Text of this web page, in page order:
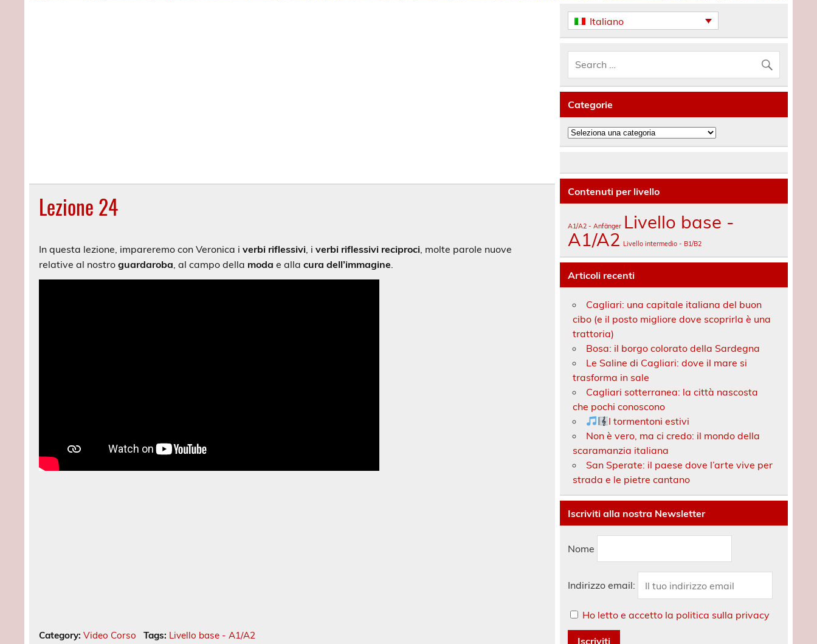
Lezione 24
In questa lezione, impareremo con Veronica iverbi riflessivi, iverbi riflessivi reciproci, molte parole nuove
relative al nostroguardaroba, al campo della moda e allacura dell’immagine.
Category:Video Corso Tags: Livello base - A1/A2
Italiano
Categorie
Categorie
Contenuti per livello
A1/A2 - Anfänger Livello base -
A1/A2 Livello intermedio - B1/B2
Articoli recenti
Cagliari: una capitale italiana del buon
cibo (e il posto migliore dove scoprirla è una
trattoria)
Bosa: il borgo colorato della Sardegna
Le Saline di Cagliari: dove il mare si
trasforma in sale
Cagliari sotterranea: la città nascosta
che pochi conoscono
I tormentoni estivi
Non è vero, ma ci credo: il mondo della
scaramanzia italiana
San Sperate: il paese dove l’arte vive per
strada e le pietre cantano
Iscriviti alla nostra Newsletter
Nome
Indirizzo email:
Ho letto e accetto la politica sulla privacy